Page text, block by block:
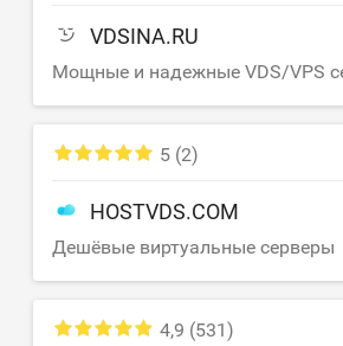
VDSINA.RU
Мощные и надежные VDS/VPS
HOSTVDS.COM
Дешёвые виртуальные серверы
5 (2)
4,9 (531)